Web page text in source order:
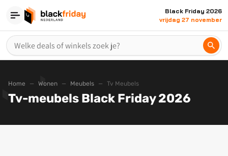
Black Friday 2026
vrijdag 27 november
Home Wonen Meubels Tv Meubels
Tv-meubels Black Friday 2026